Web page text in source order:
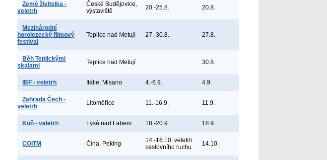
Země živitelka -
veletrh
České Budějovice,
výstaviště
20.-25.8. 20.8.
Mezinárodní
horolezecký filmový
festival
Teplice nad Metují 27.-30.8. 27.8.
Běh Teplickými
skalami
Teplice nad Metují 30.8.
IBF - veletrh Itálie, Misano 4.-6.9. 4.9.
Zahrada Čech -
veletrh
Litoměřice 11.-16.9. 11.9.
Kůň - veletrh Lysá nad Labem 18.-20.9. 18.9.
COITM Čína, Peking
14.-16.10. veletrh
cestovního ruchu
14.10.